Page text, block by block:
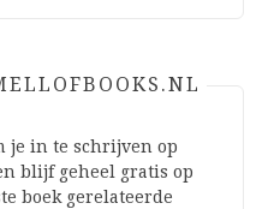
je in te schrijven op
blijf geheel gratis op
boek gerelateerde